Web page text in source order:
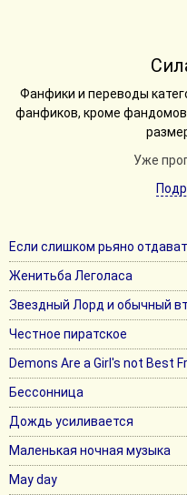
Фанфики и переводы
фанфиков, кроме фандомов
Уже
Если слишком рьяно
Женитьба Леголаса
Звездный Лорд и обычный
Честное пиратское
Demons Are a Girl's not Best
Бессонница
Дождь усиливается
Маленькая ночная музыка
May day